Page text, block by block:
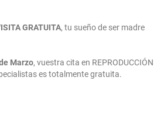
GRATUITA, tu sueño de ser madre
Marzo, vuestra cita en REPRODUCCIÓN
es totalmente gratuita.